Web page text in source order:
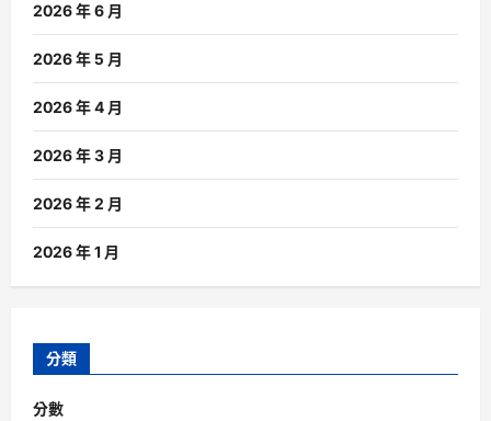
2026 年 6 月
2026 年 5 月
2026 年 4 月
2026 年 3 月
2026 年 2 月
2026 年 1 月
分類
分數